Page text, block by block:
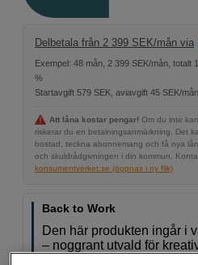
Delbetala från 2 399 SEK/mån via
Exempel: 48 mån, 2 399 SEK/mån, totalt
%
Startavgift 579 SEK, aviavgift 45 SEK/
Att låna kostar pengar! Om du inte
riskerar du en betalningsanmärkning. Det
bostad, teckna abonnemang och få nya
och skuldrådgivningen i din kommun.
konsumentverket.se (öppnas i ny flik)
Back to Work
Den här produkten ingår i
– noggrant utvald för